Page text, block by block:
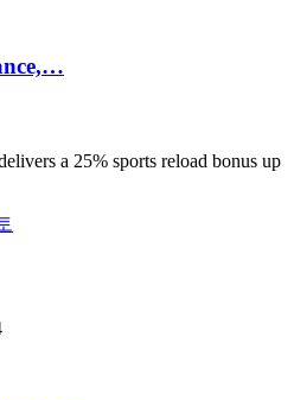
a 25% sports reload bonus up